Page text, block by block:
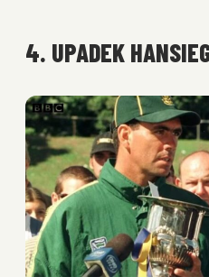
4. UPADEK